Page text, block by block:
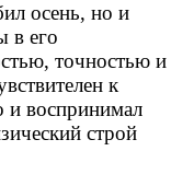
осень, но и
в его
точностью и
к
и воспринимал
строй